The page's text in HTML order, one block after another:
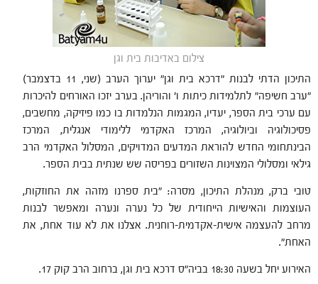
צילום באדיבות בית וגן
התיכון הדתי לבנות "דרכא בית וגן" יערוך הערב (שני, 11 בדצמבר)
"ערב חשיפה" לתלמידות כיתות ו' והוריהן.בערב יזכו האורחים להיכרות
עם ערכי בית הספר, יעדיו, המגמות הנלמדות בו כמו פיזיקה, מחשבים,
פסיכולוגיה וביולוגיה, המרכז האקדמי ללימודי אנגלית, המרכז
הבינתחומי החדש להוראת המדעים המדויקים, המסלול האקדמי הרב
גילאי ומסלולי המצוינות השזורים בפריסה שש שנתית בבית הספר.
טובי ברק, מנהלת התיכון, מסרה: "בית ספרנו מזהה את החוזקות,
העוצמות והאישיות הייחודית של כל נערה ונערה ומאפשר לבנות
מרחב להעצמה אישית-אקדמית-רוחנית. אצלנו את לא עוד אחת, את
האחת".
האירוע יחל בשעה 18:30 בביה"ס דרכא בית וגן, ברחוב הרב קוק 17.